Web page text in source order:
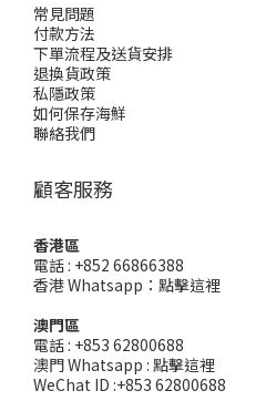
常見問題
付款方法
下單流程及送貨安排
退換貨政策
私隱政策
如何保存海鮮
聯絡我們
顧客服務
香港區
電話 : +852 66866388
香港 Whatsapp： 點擊這裡
澳門區
電話 : +853 62800688
澳門 Whatsapp : 點擊這裡
WeChat ID :+853 62800688